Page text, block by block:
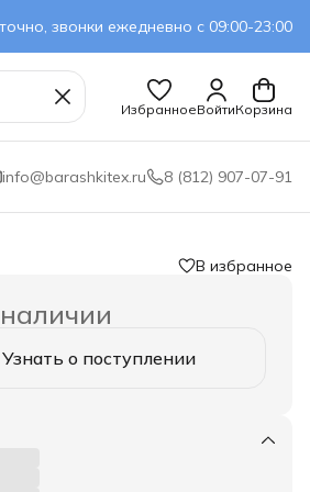
звонки ежедневно с 09:00-23:00
ИзбранноеВойтиКорзина
info@barashkitex.ru 8 (812) 907-07-91
В избранное
Узнать о поступлении